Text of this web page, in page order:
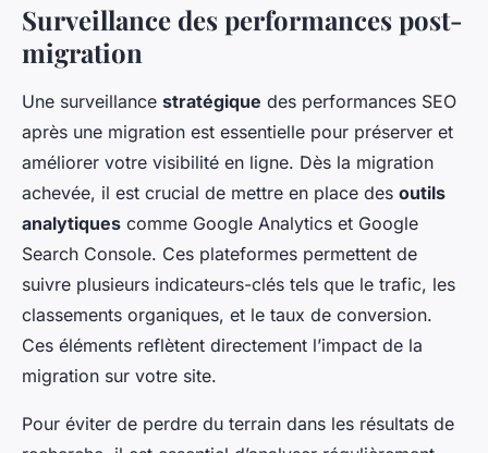
Surveillance des performances post-
migration
Une surveillance stratégique des performances SEO
après une migration est essentielle pour préserver et
améliorer votre visibilité en ligne. Dès la migration
achevée, il est crucial de mettre en place des outils
analytiques comme Google Analytics et Google
Search Console. Ces plateformes permettent de
suivre plusieurs indicateurs-clés tels que le trafic, les
classements organiques, et le taux de conversion.
Ces éléments reflètent directement l’impact de la
migration sur votre site.
Pour éviter de perdre du terrain dans les résultats de